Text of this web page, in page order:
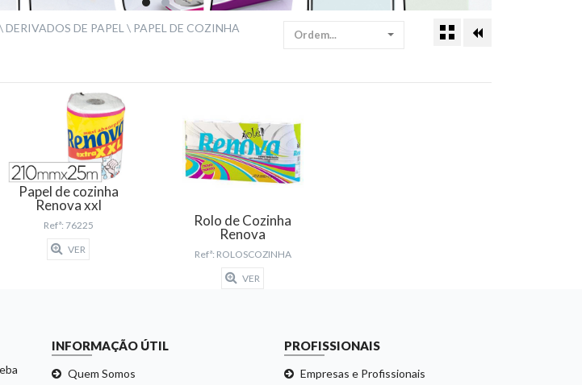
DERIVADOS DE PAPEL
PAPEL DE COZINHA
Ordem...
Papel de cozinha
Renova xxl
Refª: 76225
VER
Rolo de Cozinha
Renova
Refª: ROLOSCOZINHA
VER
INFORMAÇÃO ÚTIL
Quem Somos
PROFISSIONAIS
Empresas e Profissionais